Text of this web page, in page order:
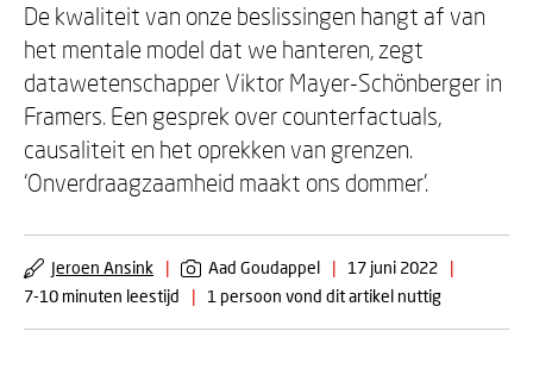
De kwaliteit van onze beslissingen hangt af van
het mentale model dat we hanteren, zegt
datawetenschapper Viktor Mayer-Schönberger in
Framers. Een gesprek over counterfactuals,
causaliteit en het oprekken van grenzen.
‘Onverdraagzaamheid maakt ons dommer’.
Jeroen Ansink | Aad Goudappel | 17 juni 2022
|
7-10 minuten leestijd
| 1 persoon vond dit artikel nuttig